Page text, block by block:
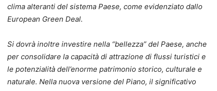
clima alteranti del sistema Paese, come evidenziato dallo
European Green Deal.
Si dovrà inoltre investire nella “bellezza” del Paese, anche
per consolidare la capacità di attrazione di flussi turistici e
le potenzialità dell’enorme patrimonio storico, culturale e
naturale. Nella nuova versione del Piano, il significativo